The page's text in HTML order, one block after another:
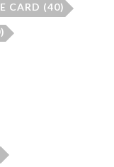
CARD (40)